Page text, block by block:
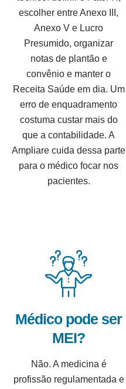
escolher entre Anexo III,
Anexo V e Lucro
Presumido, organizar
notas de plantão e
convênio e manter o
Receita Saúde em dia. Um
erro de enquadramento
costuma custar mais do
que a contabilidade. A
Ampliare cuida dessa parte
para o médico focar nos
pacientes.
Médico pode ser
MEI?
Não. A medicina é
profissão regulamentada e